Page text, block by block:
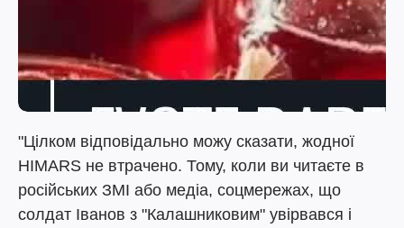
"Цілком відповідально можу сказати, жодної
HIMARS не втрачено. Тому, коли ви читаєте в
російських ЗМІ або медіа, соцмережах, що
солдат Іванов з "Калашниковим" увірвався і